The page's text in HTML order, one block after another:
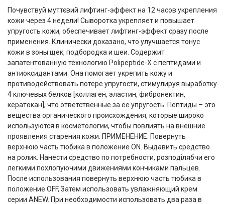
Почувствуй муттєвий лифтинг-эффект на 12 часов укрепления
кожи через 4 недели! Сыворотка укрепляет и повышает
упругость кожи, обеспечивает лифтинг-эффект сразу после
применения. Клинически доказано, что улучшается тонус
кожи в зоны щек, подбородка и шеи. Содержит
запатентованную технологию Polipeptide-Х с пептидами и
антиоксидантами. Она помогает укрепить кожу и
противодействовать потере упругости, стимулируя выработку
4 ключевых белков [коллаген, эластин, фибронектин,
кератокан], что ответственные за ее упругость. Пептиды – это
вещества органического происхождения, которые широко
используются в косметологии, чтобы повлиять на внешние
проявления старения кожи. ПРИМЕНЕНИЕ: Повернуть
верхнюю часть тюбика в положение ON. Выдавить средство
на ролик. Нанести средство по потребности, розподілябчи его
легкими похлопуючими движениями кончиками пальцев.
После использования повернуть верхнюю часть тюбика в
положение OFF, Затем использовать увлажняющий крем
серии ANEW. При необходимости использовать два раза в